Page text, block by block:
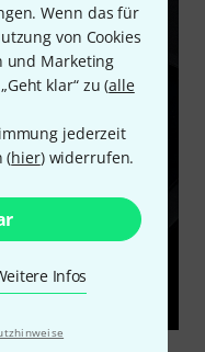
Wenn das für
von Cookies
und Marketing
klar“ zu (alle
jederzeit
(hier) widerrufen.
Infos